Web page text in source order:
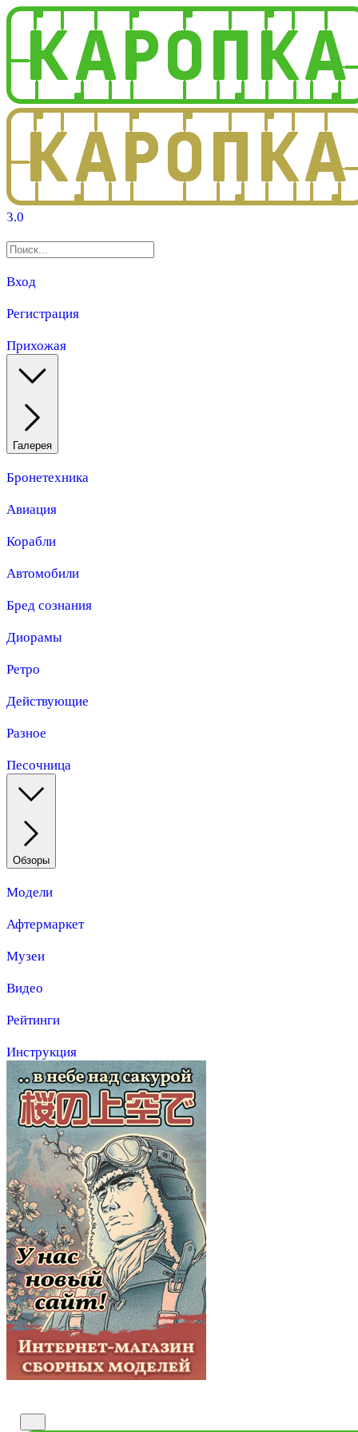
3.0
Вход
Регистрация
Прихожая
Галерея
Бронетехника
Авиация
Корабли
Автомобили
Бред сознания
Диорамы
Ретро
Действующие
Разное
Песочница
Обзоры
Модели
Афтермаркет
Музеи
Видео
Рейтинги
Инструкция